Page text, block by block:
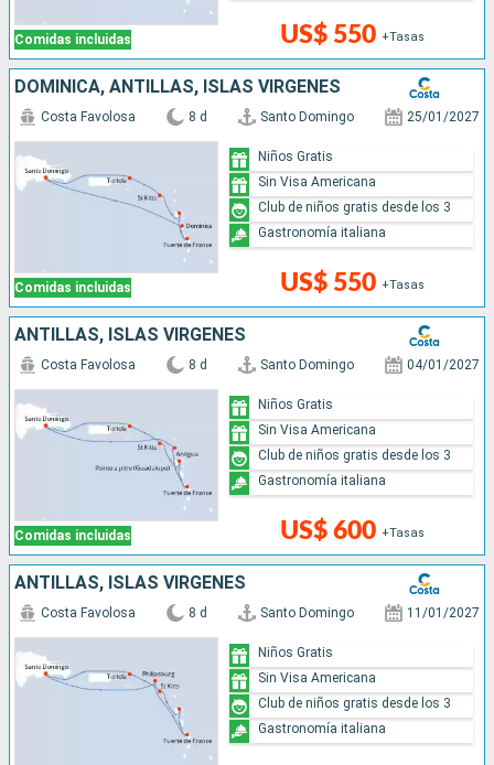
Comidas incluidas US$ 550 +Tasas
DOMINICA, ANTILLAS, ISLAS VÍRGENES
Comidas incluidas
Costa Favolosa 8 d Santo Domingo 25/01/2027
US$ 550 +Tasas
Niños Gratis
Sin Visa Americana
Club de niños gratis desde los 3
Gastronomía italiana
ANTILLAS, ISLAS VÍRGENES
Comidas incluidas
Costa Favolosa 8 d Santo Domingo 04/01/2027
US$ 600 +Tasas
Niños Gratis
Sin Visa Americana
Club de niños gratis desde los 3
Gastronomía italiana
ANTILLAS, ISLAS VÍRGENES
Costa Favolosa 8 d Santo Domingo 11/01/2027
Niños Gratis
Sin Visa Americana
Club de niños gratis desde los 3
Gastronomía italiana